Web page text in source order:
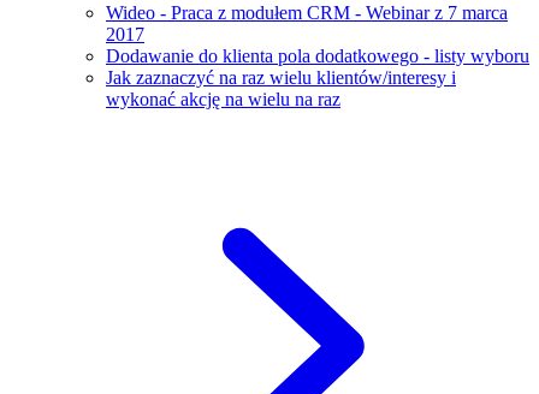
Wideo - Praca z modułem CRM - Webinar z 7 marca
2017
Dodawanie do klienta pola dodatkowego - listy wyboru
Jak zaznaczyć na raz wielu klientów/interesy i
wykonać akcję na wielu na raz